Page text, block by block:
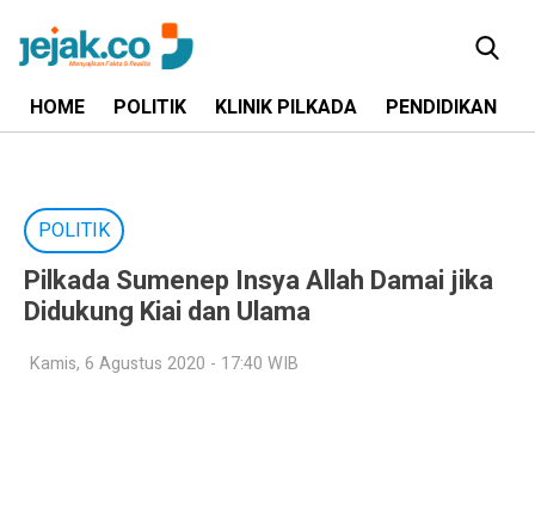
HOME POLITIK KLINIK PILKADA PENDIDIKAN
POLITIK
Pilkada Sumenep Insya Allah Damai jika
Didukung Kiai dan Ulama
Kamis, 6 Agustus 2020 - 17:40 WIB